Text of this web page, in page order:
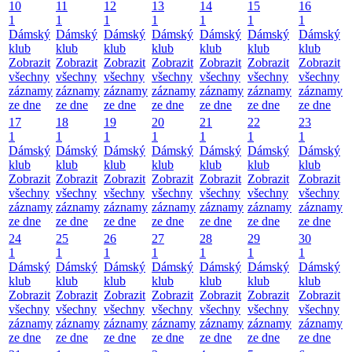
10
1
Dámský
klub
Zobrazit
všechny
záznamy
ze dne
11
1
Dámský
klub
Zobrazit
všechny
záznamy
ze dne
12
1
Dámský
klub
Zobrazit
všechny
záznamy
ze dne
13
1
Dámský
klub
Zobrazit
všechny
záznamy
ze dne
14
1
Dámský
klub
Zobrazit
všechny
záznamy
ze dne
15
1
Dámský
klub
Zobrazit
všechny
záznamy
ze dne
16
1
Dámský
klub
Zobrazit
všechny
záznamy
ze dne
17
1
Dámský
klub
Zobrazit
všechny
záznamy
ze dne
18
1
Dámský
klub
Zobrazit
všechny
záznamy
ze dne
19
1
Dámský
klub
Zobrazit
všechny
záznamy
ze dne
20
1
Dámský
klub
Zobrazit
všechny
záznamy
ze dne
21
1
Dámský
klub
Zobrazit
všechny
záznamy
ze dne
22
1
Dámský
klub
Zobrazit
všechny
záznamy
ze dne
23
1
Dámský
klub
Zobrazit
všechny
záznamy
ze dne
24
1
Dámský
klub
Zobrazit
všechny
záznamy
ze dne
25
1
Dámský
klub
Zobrazit
všechny
záznamy
ze dne
26
1
Dámský
klub
Zobrazit
všechny
záznamy
ze dne
27
1
Dámský
klub
Zobrazit
všechny
záznamy
ze dne
28
1
Dámský
klub
Zobrazit
všechny
záznamy
ze dne
29
1
Dámský
klub
Zobrazit
všechny
záznamy
ze dne
30
1
Dámský
klub
Zobrazit
všechny
záznamy
ze dne